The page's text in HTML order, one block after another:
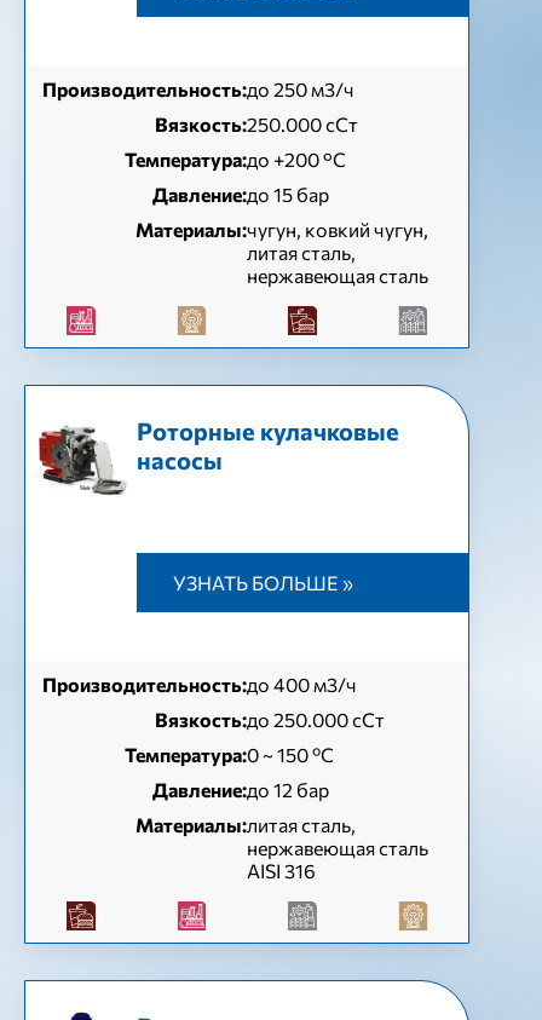
Производительность:до 250 м3/ч
Вязкость:250.000 сСт
Температура:до +200 °C
Давление:до 15 бар
Материалы:чугун, ковкий чугун,
литая сталь,
нержавеющая сталь
Роторные кулачковые
насосы
УЗНАТЬ БОЛЬШЕ »
Производительность:до 400 м3/ч
Вязкость:до 250.000 сСт
Температура:0 ~ 150 ºC
Давление:до 12 бар
Материалы:литая сталь,
нержавеющая сталь
AISI 316